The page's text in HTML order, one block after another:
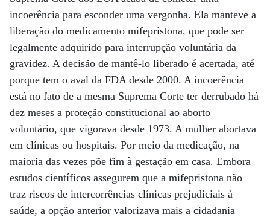
incoerência para esconder uma vergonha. Ela manteve a
liberação do medicamento mifepristona, que pode ser
legalmente adquirido para interrupção voluntária da
gravidez. A decisão de mantê-lo liberado é acertada, até
porque tem o aval da FDA desde 2000. A incoerência
está no fato de a mesma Suprema Corte ter derrubado há
dez meses a proteção constitucional ao aborto
voluntário, que vigorava desde 1973. A mulher abortava
em clínicas ou hospitais. Por meio da medicação, na
maioria das vezes põe fim à gestação em casa. Embora
estudos científicos assegurem que a mifepristona não
traz riscos de intercorrências clínicas prejudiciais à
saúde, a opção anterior valorizava mais a cidadania